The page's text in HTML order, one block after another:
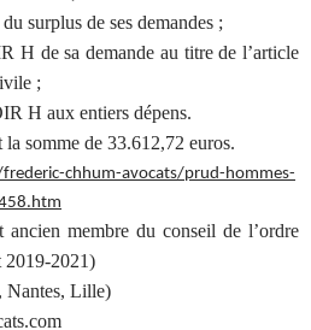
de ses demandes ;
sa demande au titre de l’article
;
aux entiers dépens.
somme de 33.612,72 euros.
chhum-avocats/prud-hommes-
membre du conseil de l’ordre
2019-2021)
Lille)